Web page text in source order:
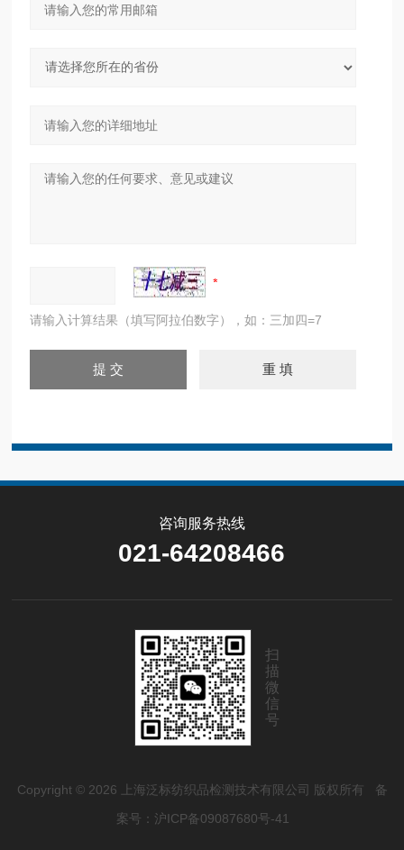
请输入计算结果（填写阿拉伯数字），如：三加四=7
咨询服务热线
021-64208466
扫
描
微
信
号
Copyright © 2026 上海泛标纺织品检测技术有限公司 版权所有 备
案号：沪ICP备09087680号-41